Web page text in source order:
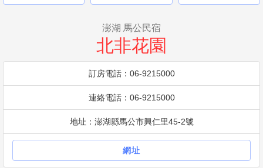
澎湖 馬公民宿
北非花園
訂房電話：06-9215000
連絡電話：06-9215000
地址：澎湖縣馬公市興仁里45-2號
網址